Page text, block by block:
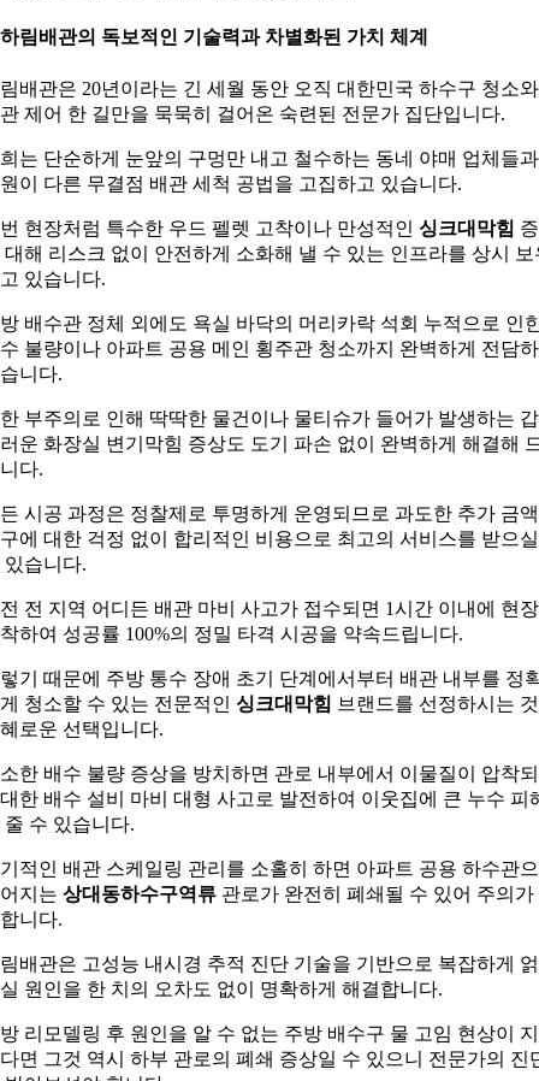
림배관의 독보적인 기술력과 차별화된 가치 체계
배관은 20년이라는 긴 세월 동안 오직 대한민국 하수구 청소와
제어 한 길만을 묵묵히 걸어온 숙련된 전문가 집단입니다.
는 단순하게 눈앞의 구멍만 내고 철수하는 동네 야매 업체들
이 다른 무결점 배관 세척 공법을 고집하고 있습니다.
현장처럼 특수한 우드 펠렛 고착이나 만성적인 싱크대막힘
대해 리스크 없이 안전하게 소화해 낼 수 있는 인프라를 상시 보
있습니다.
배수관 정체 외에도 욕실 바닥의 머리카락 석회 누적으로 인
불량이나 아파트 공용 메인 횡주관 청소까지 완벽하게 전담
니다.
부주의로 인해 딱딱한 물건이나 물티슈가 들어가 발생하는
운 화장실 변기막힘 증상도 도기 파손 없이 완벽하게 해결해
다.
시공 과정은 정찰제로 투명하게 운영되므로 과도한 추가 금액
에 대한 걱정 없이 합리적인 비용으로 최고의 서비스를 받으실
있습니다.
전 지역 어디든 배관 마비 사고가 접수되면 1시간 이내에 현
하여 성공률 100%의 정밀 타격 시공을 약속드립니다.
기 때문에 주방 통수 장애 초기 단계에서부터 배관 내부를 정
청소할 수 있는 전문적인 싱크대막힘 브랜드를 선정하시는
로운 선택입니다.
한 배수 불량 증상을 방치하면 관로 내부에서 이물질이 압착
한 배수 설비 마비 대형 사고로 발전하여 이웃집에 큰 누수 피
줄 수 있습니다.
적인 배관 스케일링 관리를 소홀히 하면 아파트 공용 하수관
지는 상대동하수구역류관로가 완전히 폐쇄될 수 있어 주의가
니다.
배관은 고성능 내시경 추적 진단 기술을 기반으로 복잡하게
원인을 한 치의 오차도 없이 명확하게 해결합니다.
리모델링 후 원인을 알 수 없는 주방 배수구 물 고임 현상이
면 그것 역시 하부 관로의 폐쇄 증상일 수 있으니 전문가의 진